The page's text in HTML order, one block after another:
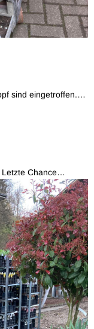
sind eingetroffen.…
Letzte Chance…